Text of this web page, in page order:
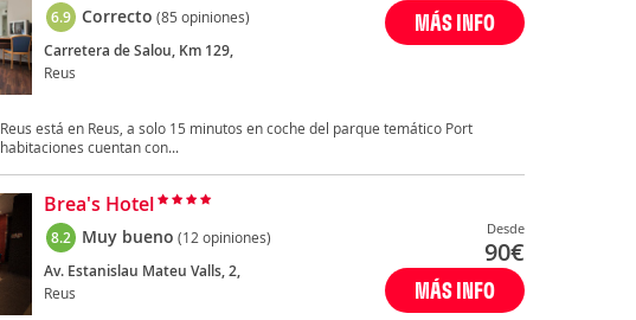
6.9 Correcto (85 opiniones)
Carretera de Salou, Km 129,
Reus
MÁS INFO
está en Reus, a solo 15 minutos en coche del parque temático Port
cuentan con...
Brea's Hotel
8.2 Muy bueno (12 opiniones)
Av. Estanislau Mateu Valls, 2,
Reus
Desde
90€
MÁS INFO